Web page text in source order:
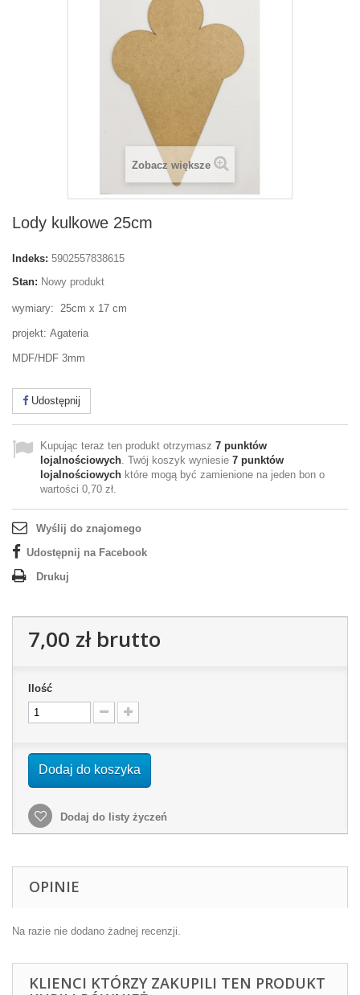
Zobacz większe
Lody kulkowe 25cm
Indeks: 5902557838615
Stan: Nowy produkt
wymiary: 25cm x 17 cm
projekt: Agateria
MDF/HDF 3mm
Udostępnij
Kupując teraz ten produkt otrzymasz 7 punktów
lojalnościowych. Twój koszyk wyniesie 7 punktów
lojalnościowych które mogą być zamienione na jeden bon o
wartości 0,70 zł.
Wyślij do znajomego
Udostępnij na Facebook
Drukuj
7,00 złbrutto
Ilość
Dodaj do koszyka
Dodaj do listy życzeń
OPINIE
Na razie nie dodano żadnej recenzji.
KLIENCI KTÓRZY ZAKUPILI TEN PRODUKT